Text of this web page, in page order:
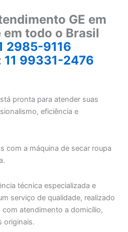
GE em
em todo o Brasil
2985-9116
11 99331-2476
pronta para atender suas
eficiência e
com a máquina de secar roupa
técnica especializada e
serviço de qualidade, realizado
atendimento a domicílio,
originais.